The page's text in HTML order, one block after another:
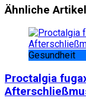
Ähnliche Artikel
Gesundheit
Proctalgia